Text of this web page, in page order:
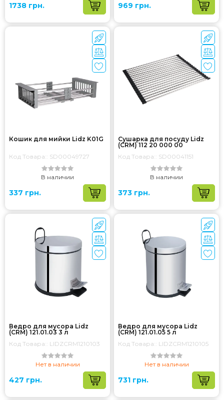
1738 грн. 969 грн.
Кошик для мийки Lidz K01G
Код Товара:: SD00049727
В наличии
337 грн.
Сушарка для посуду Lidz
(CRM) 112 20 000 00
Код Товара:: SD00041151
В наличии
373 грн.
Ведро для мусора Lidz
(CRM) 121.01.03 3 л
Код Товара:: LIDZCRM1210103
Нет в наличии
427 грн.
Ведро для мусора Lidz
(CRM) 121.01.05 5 л
Код Товара:: LIDZCRM1210105
Нет в наличии
731 грн.